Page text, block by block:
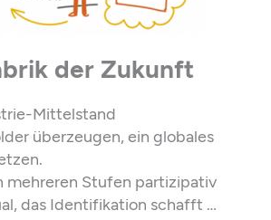
der Zukunft
Mittelstand
überzeugen, ein globales
mehreren Stufen partizipativ
das Identifikation schafft …